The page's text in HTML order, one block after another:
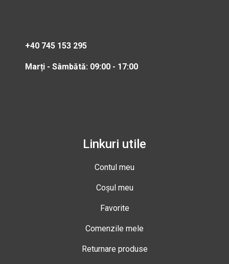
+40 745 153 295
Marți - Sâmbătă: 09:00 - 17:00
Linkuri utile
Contul meu
Coșul meu
Favorite
Comenzile mele
Returnare produse